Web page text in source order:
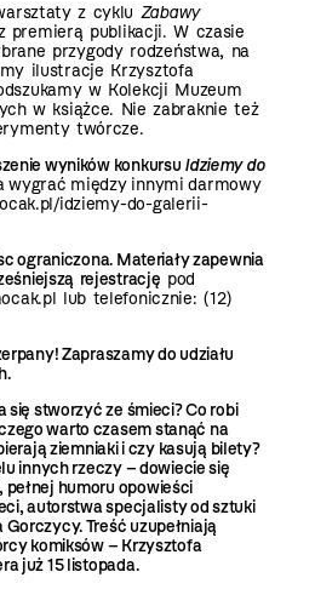
z cyklu Zabawy
premierą publikacji.W czasie
przygody rodzeństwa, na
ilustracje Krzysztofa
w Kolekcji Muzeum
w książce. Nie zabraknie też
twórcze.
wyników konkursu Idziemy do
wygrać między innymi darmowy
idziemy-do-galerii-
ograniczona. Materiały zapewnia
rejestrację pod
lub telefonicznie: (12)
Zapraszamy do udziału
się stworzyć ze śmieci? Co robi
warto czasem stanąć na
ziemniaki i czy kasują bilety?
innych rzeczy – dowiecie się
pełnej humoru opowieści
autorstwa specjalisty od sztuki
Treść uzupełniają
komiksów – Krzysztofa
już 15 listopada.